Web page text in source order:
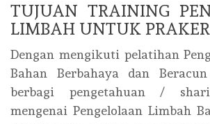
TUJUAN TRAINING
LIMBAH UNTUK
Dengan mengikuti pelatihan
Bahan Berbahaya dan
berbagi pengetahuan /
mengenai Pengelolaan Limbah